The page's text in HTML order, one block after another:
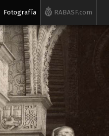
Fotografía RABASF.com